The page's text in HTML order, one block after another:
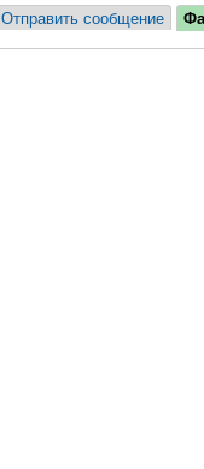
Отправить сообщение